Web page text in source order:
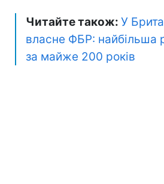
Читайте також: У
власне ФБР: найбільша
за майже 200 років